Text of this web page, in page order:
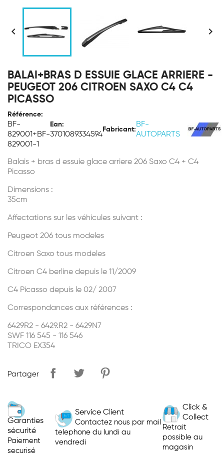
 
BALAI+BRAS D ESSUIE GLACE ARRIERE -
PEUGEOT 206 CITROEN SAXO C4 C4
PICASSO
Référence:
BF-
829001+BF-
829001-1
Ean:
3701089334594
Fabricant:
BF-
AUTOPARTS
Balais + bras d essuie glace arriere 206 Saxo C4 + C4
Picasso
Dimensions :
35cm
Affectations sur les véhicules suivant :
Peugeot 206 tous modeles
Citroen Saxo tous modeles
Citroen C4 berline depuis le 11/2009
C4 Picasso depuis le 02/ 2007
Correspondances aux références :
6429R2 - 6429.R2 - 6429N7
SWF 116 545 - 116 546
TRICO EX354
Partager
Garanties
sécurité
Paiement
securisé
Service Client
Contactez nous par mail
telephone du lundi au
vendredi
Click &
Collect
Retrait
possible au
magasin